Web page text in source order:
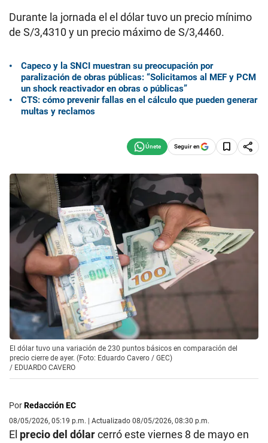
Durante la jornada el el dólar tuvo un precio mínimo
de S/3,4310 y un precio máximo de S/3,4460.
Capeco y la SNCI muestran su preocupación por
paralización de obras públicas: “Solicitamos al MEF y PCM
un shock reactivador en obras o públicas”
CTS: cómo prevenir fallas en el cálculo que pueden generar
multas y reclamos
Seguir en
El dólar tuvo una variación de 230 puntos básicos en comparación del
precio cierre de ayer. (Foto: Eduardo Cavero / GEC)
/ EDUARDO CAVERO
PorRedacción EC
08/05/2026, 05:19 p.m. | Actualizado 08/05/2026, 08:30 p.m.
El precio del dólarcerró este viernes 8 de mayo en